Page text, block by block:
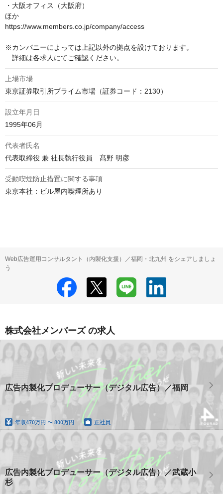
・大阪オフィス（大阪府）
ほか
https://www.members.co.jp/company/access
※カンパニーによっては上記以外の拠点を設けております。
詳細は各求人にてご確認ください。
上場市場
東京証券取引所プライム市場（証券コード：2130）
設立年月日
1995年06月
代表者氏名
代表取締役 兼 社長執行役員　髙野 明彦
受動喫煙防止措置に関する事項
東京本社：ビル屋内喫煙所あり
Web広告運用コンサルタント（内製化支援）／福岡・北九州 をシェアしましょ
う
株式会社メンバーズ の求人
広告内製化プロデューサー（デジタル広告）／福岡
年収470万円 〜 800万円 正社員
広告内製化プロデューサー（デジタル広告）／武蔵小
杉